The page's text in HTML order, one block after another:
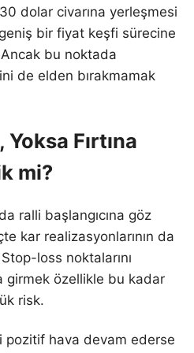
dolar civarına yerleşmesi
bir fiyat keşfi sürecine
bu noktada
de elden bırakmamak
Yoksa Fırtına
mi?
ralli başlangıcına göz
kar realizasyonlarının da
loss noktalarını
girmek özellikle bu kadar
risk.
pozitif hava devam ederse